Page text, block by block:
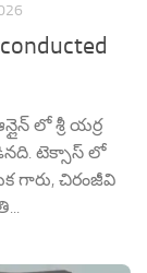
లో శ్రీ యర్ర
టెక్సాస్ లో
గారు, చిరంజీవి